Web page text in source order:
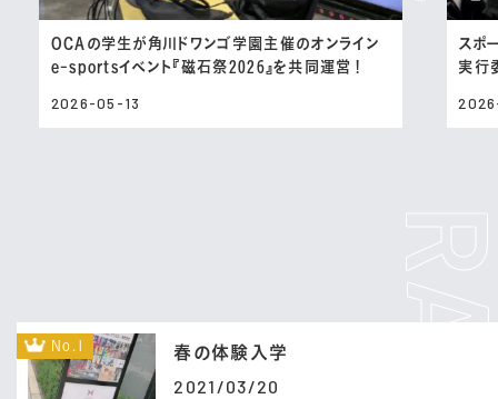
OCAの学生が角川ドワンゴ学園主催のオンライン
e-sportsイベント『磁石祭2026』を共同運営！
2026-05-13
スポ
実行
No.1 春の体験入学
2021/03/20